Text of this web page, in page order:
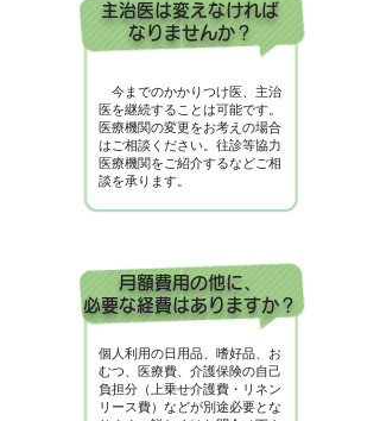
主治医は変えなければ
なりませんか？
月額費用の他に、
必要な経費はありますか？
今までのかかりつけ医、主治
医を継続することは可能です。
医療機関の変更をお考えの場合
はご相談ください。往診等協力
医療機関をご紹介するなどご相
談を承ります。
個人利用の日用品、嗜好品、お
むつ、医療費、介護保険の自己
負担分（上乗せ介護費・リネン
リース費）などが別途必要とな